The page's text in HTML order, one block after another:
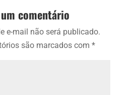
comentário
e-mail não será publicado.
são marcados com*